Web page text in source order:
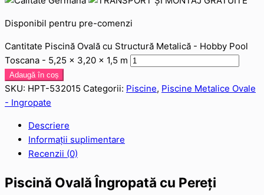
Disponibil pentru pre-comenzi
Cantitate Piscină Ovală cu Structură Metalică - Hobby Pool
Toscana - 5,25 x 3,20 x 1,5 m
Adaugă în coș
SKU: HPT-532015 Categorii: Piscine, Piscine Metalice Ovale
- Ingropate
Descriere
Informații suplimentare
Recenzii (0)
Piscină Ovală Îngropată cu Pereți